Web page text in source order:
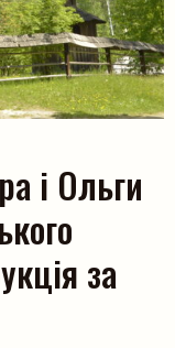
і Ольги
за